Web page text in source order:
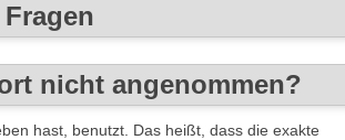
nicht angenommen?
hast, benutzt. Das heißt, dass die exakte